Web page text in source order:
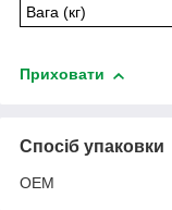
Вага (кг)
Приховати
Спосіб упаковки
OEM